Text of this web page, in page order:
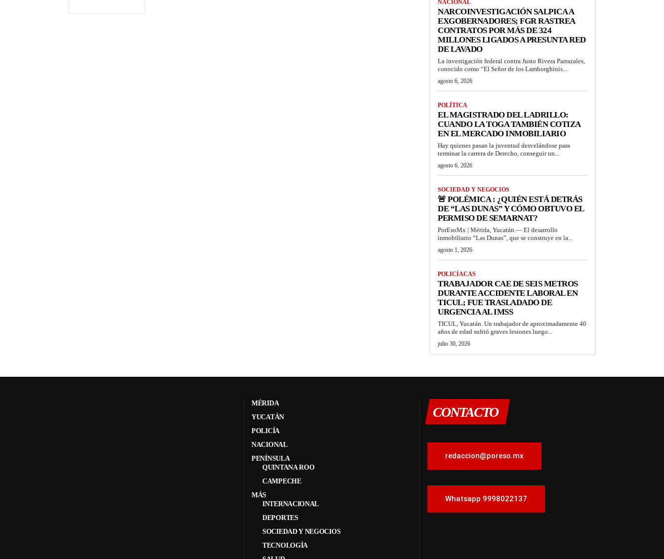
NACIONAL
NARCOINVESTIGACIÓN SALPICA A
EXGOBERNADORES; FGR RASTREA
CONTRATOS POR MÁS DE 324
MILLONES LIGADOS A PRESUNTA RED
DE LAVADO
La investigación federal contra Justo Rivera Parrazales,
conocido como “El Señor de los Lamborghinis...
agosto 6, 2026
POLÍTICA
EL MAGISTRADO DEL LADRILLO:
CUANDO LA TOGA TAMBIÉN COTIZA
EN EL MERCADO INMOBILIARIO
Hay quienes pasan la juventud desvelándose para
terminar la carrera de Derecho, conseguir un...
agosto 6, 2026
SOCIEDAD Y NEGOCIOS
🚨 POLÉMICA : ¿QUIÉN ESTÁ DETRÁS
DE “LAS DUNAS” Y CÓMO OBTUVO EL
PERMISO DE SEMARNAT?
PorEsoMx | Mérida, Yucatán.— El desarrollo
inmobiliario “Las Dunas”, que se construye en la...
agosto 1, 2026
POLICÍACAS
TRABAJADOR CAE DE SEIS METROS
DURANTE ACCIDENTE LABORAL EN
TICUL; FUE TRASLADADO DE
URGENCIA AL IMSS
TICUL, Yucatán. Un trabajador de aproximadamente 40
años de edad sufrió graves lesiones luego...
julio 30, 2026
MÉRIDA
YUCATÁN
POLICÍA
NACIONAL
PENÍNSULA
QUINTANA ROO
CAMPECHE
MÁS
INTERNACIONAL
DEPORTES
SOCIEDAD Y NEGOCIOS
TECNOLOGÍA
CONTACTO
redaccion@poreso.mx
Whatsapp 9998022137